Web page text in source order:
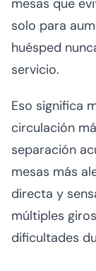
mesas que
solo para
huésped
servicio.
Eso significa
circulación
separación
mesas más
directa y
múltiples
dificultades